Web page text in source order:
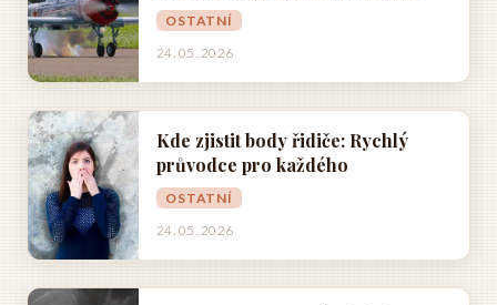
OSTATNÍ
24. 05. 2026
Kde zjistit body řidiče: Rychlý
průvodce pro každého
OSTATNÍ
24. 05. 2026